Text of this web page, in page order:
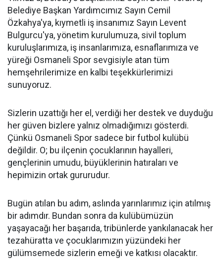
Belediye Başkan Yardımcımız Sayın Cemil
Özkahya'ya, kıymetli iş insanımız Sayın Levent
Bulgurcu'ya, yönetim kurulumuza, sivil toplum
kuruluşlarımıza, iş insanlarımıza, esnaflarımıza ve
yüreği Osmaneli Spor sevgisiyle atan tüm
hemşehrilerimize en kalbi teşekkürlerimizi
sunuyoruz.
Sizlerin uzattığı her el, verdiği her destek ve duyduğu
her güven bizlere yalnız olmadığımızı gösterdi.
Çünkü Osmaneli Spor sadece bir futbol kulübü
değildir. O; bu ilçenin çocuklarının hayalleri,
gençlerinin umudu, büyüklerinin hatıraları ve
hepimizin ortak gururudur.
Bugün atılan bu adım, aslında yarınlarımız için atılmış
bir adımdır. Bundan sonra da kulübümüzün
yaşayacağı her başarıda, tribünlerde yankılanacak her
tezahüratta ve çocuklarımızın yüzündeki her
gülümsemede sizlerin emeği ve katkısı olacaktır.